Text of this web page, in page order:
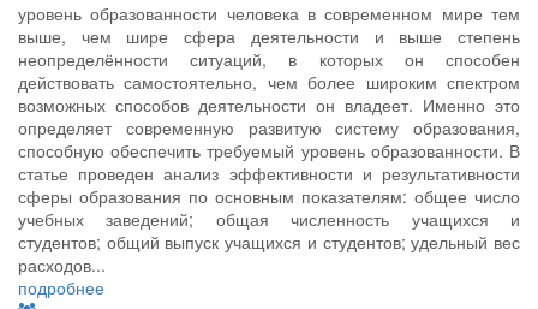
уровень образованности человека в современном мире тем
выше, чем шире сфера деятельности и выше степень
неопределённости ситуаций, в которых он способен
действовать самостоятельно, чем более широким спектром
возможных способов деятельности он владеет. Именно это
определяет современную развитую систему образования,
способную обеспечить требуемый уровень образованности. В
статье проведен анализ эффективности и результативности
сферы образования по основным показателям: общее число
учебных заведений; общая численность учащихся и
студентов; общий выпуск учащихся и студентов; удельный вес
расходов...
подробнее